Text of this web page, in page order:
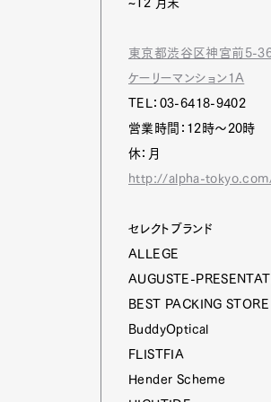
~12 月末
東京都渋谷区神宮前5-
ケーリーマンション1A
TEL：03-6418-9402
営業時間：12時～20時
休：月
http://alpha-
セレクトブランド
ALLEGE
AUGUSTE-
BEST PACKING STORE
BuddyOptical
FLISTFIA
Hender Scheme